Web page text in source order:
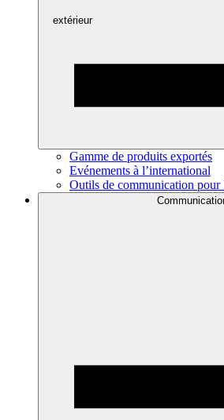
extérieur
Gamme de produits exportés
Evénements à l’international
Outils de communication pour